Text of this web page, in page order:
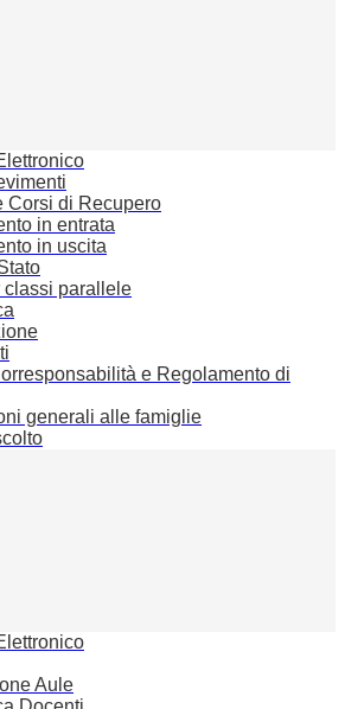
Corsi di Recupero
in entrata
in uscita
classi parallele
e Regolamento di
generali alle famiglie
Aule